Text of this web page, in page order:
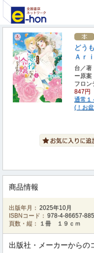
どう
Ａｒ
台／
ー原案
フロン
847円
通常１
(！お
商品情報
出版年月： 2025年10月
ISBNコード： 978-4-86657-
頁数・縦：
１冊 １９ｃｍ
出版社・メーカーからの